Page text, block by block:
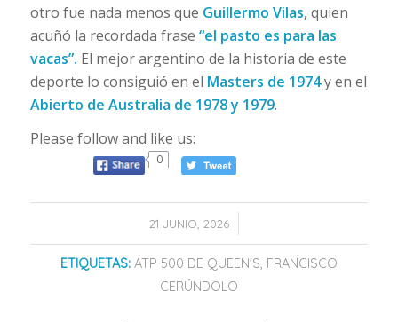
otro fue nada menos que Guillermo Vilas, quien
acuñó la recordada frase “el pasto es para las
vacas”. El mejor argentino de la historia de este
deporte lo consiguió en el Masters de 1974y en el
Abierto de Australia de 1978 y 1979.
Please follow and like us:
0
21 JUNIO, 2026
/
ETIQUETAS: ATP 500 DE QUEEN'S, FRANCISCO
CERÚNDOLO